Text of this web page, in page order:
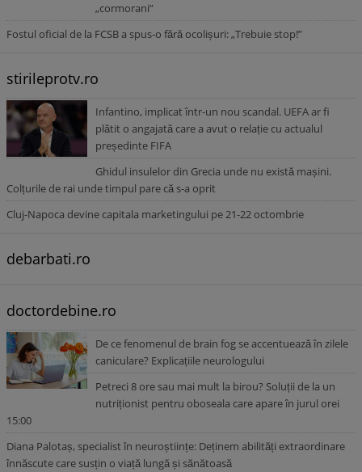
„cormorani”
Fostul oficial de la FCSB a spus-o fără ocolișuri: „Trebuie stop!”
stirileprotv.ro
Infantino, implicat într-un nou scandal. UEFA ar fi
plătit o angajată care a avut o relație cu actualul
președinte FIFA
Ghidul insulelor din Grecia unde nu există mașini.
Colțurile de rai unde timpul pare că s-a oprit
Cluj-Napoca devine capitala marketingului pe 21-22 octombrie
debarbati.ro
doctordebine.ro
De ce fenomenul de brain fog se accentuează în zilele
caniculare? Explicațiile neurologului
Petreci 8 ore sau mai mult la birou? Soluții de la un
nutriționist pentru oboseala care apare în jurul orei
15:00
Diana Palotaș, specialist în neuroștiințe: Deținem abilități extraordinare
înnăscute care susțin o viață lungă și sănătoasă